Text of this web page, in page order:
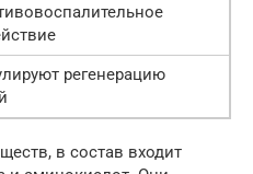
регенерацию
в состав входит